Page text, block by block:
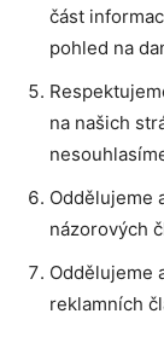
část
pohled na
na našich
Oddělujeme
názorových
Oddělujeme
reklamních